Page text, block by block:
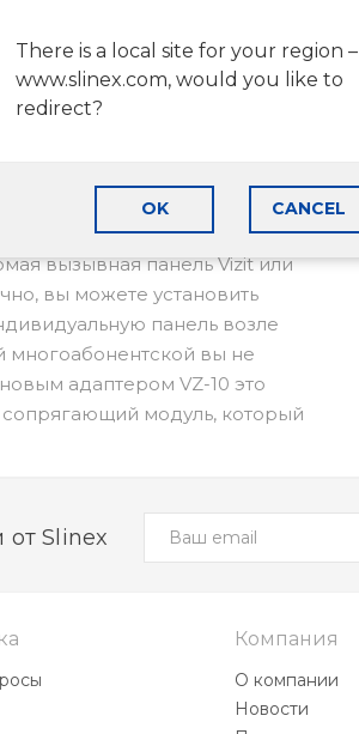
совершенно
4-х проводных
массово-используемых 2-х
при входе в ваш
вызывная панель Vizit или
вы можете установить
панель возле
вы не
адаптером VZ-10 это
сопрягающий модуль, который
There is a local site for your region –
www.slinex.com, would you like to
redirect?
OK CANCEL
от Slinex
Компания
О компании
Новости